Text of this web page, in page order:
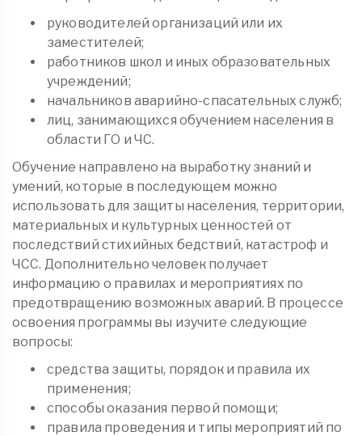
руководителей организаций или их
заместителей;
работников школ и иных образовательных
учреждений;
начальников аварийно-спасательных служб;
лиц, занимающихся обучением населения в
области ГО и ЧС.
Обучение направлено на выработку знаний и
умений, которые в последующем можно
использовать для защиты населения, территории,
материальных и культурных ценностей от
последствий стихийных бедствий, катастроф и
ЧСС. Дополнительно человек получает
информацию о правилах и мероприятиях по
предотвращению возможных аварий. В процессе
освоения программы вы изучите следующие
вопросы:
средства защиты, порядок и правила их
применения;
способы оказания первой помощи;
правила проведения и типы мероприятий по